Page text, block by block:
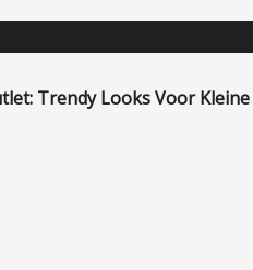
Trendy Looks Voor